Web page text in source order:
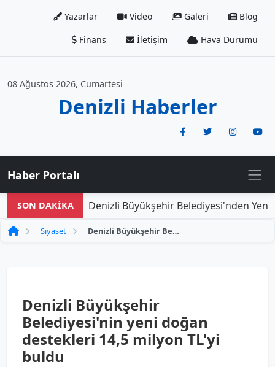
Yazarlar Video Galeri
Blog
Finans
İletişim Hava Durumu
08 Ağustos 2026, Cumartesi
Denizli Haberler
Haber Portalı
SON DAKİKA Denizli Büyükşehir Belediyesi'nden Yeni
Siyaset Denizli Büyükşehir Belediyesi'nin yeni doğan destekleri 14,5 milyon TL'yi buldu
Denizli Büyükşehir
Belediyesi'nin yeni doğan
destekleri 14,5 milyon TL'yi
buldu